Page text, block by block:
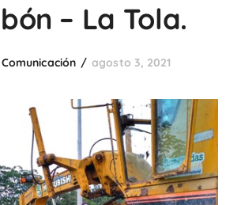
– La Tola.
agosto 3, 2021